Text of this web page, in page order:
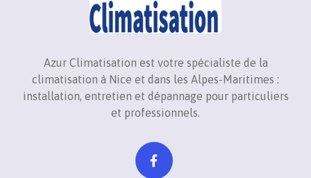
Azur Climatisation est votre spécialiste de la
climatisation à Nice et dans les Alpes-Maritimes :
installation, entretien et dépannage pour particuliers
et professionnels.